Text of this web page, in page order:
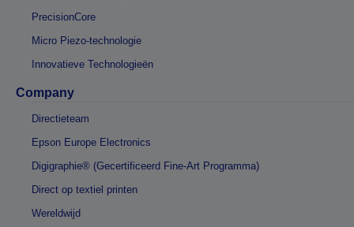
PrecisionCore
Micro Piezo-technologie
Innovatieve Technologieën
Company
Directieteam
Epson Europe Electronics
Digigraphie® (Gecertificeerd Fine-Art Programma)
Direct op textiel printen
Wereldwijd